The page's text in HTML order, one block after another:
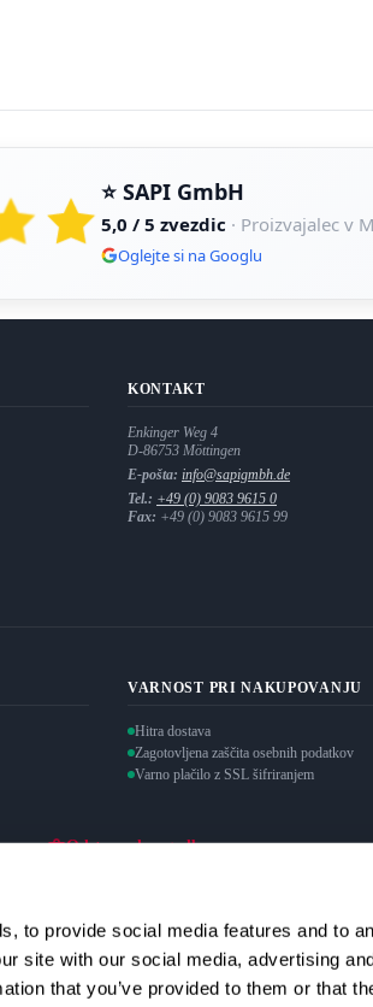
to provide social media features and to
site with our social media, advertising
that you’ve provided to them or that
⭐ SAPI GmbH
5,0 / 5 zvezdic · Proizvajalec v
Oglejte si na Googlu
KONTAKT
Enkinger Weg 4
D-86753 Möttingen
E-pošta: info@sapigmbh.de
Tel.: +49 (0) 9083 9615 0
Fax: +49 (0) 9083 9615 99
VARNOST PRI NAKUPOVANJU
Hitra dostava
Zagotovljena zaščita osebnih podatkov
Varno plačilo z SSL šifriranjem
Odstop od pogodbe